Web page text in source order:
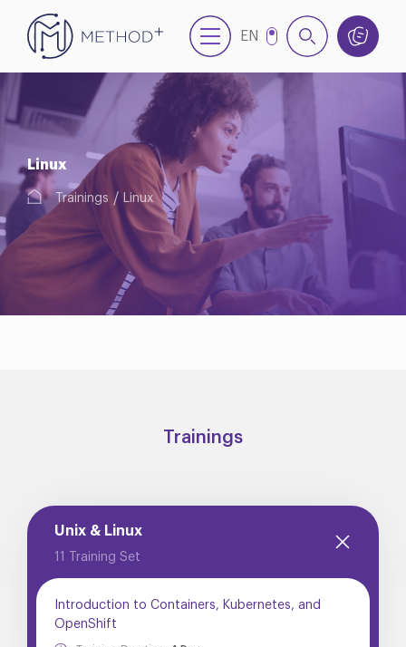
EN
Linux
Trainings Linux
Trainings
Unix & Linux
11 Training Set
Introduction to Containers, Kubernetes, and
OpenShift